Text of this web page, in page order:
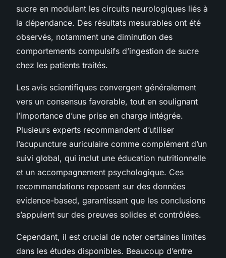
sucre en modulant les circuits neurologiques liés à
la dépendance. Des résultats mesurables ont été
observés, notamment une diminution des
comportements compulsifs d’ingestion de sucre
chez les patients traités.
Les avis scientifiques convergent généralement
vers un consensus favorable, tout en soulignant
l’importance d’une prise en charge intégrée.
Plusieurs experts recommandent d’utiliser
l’acupuncture auriculaire comme complément d’un
suivi global, qui inclut une éducation nutritionnelle
et un accompagnement psychologique. Ces
recommandations reposent sur des données
evidence-based, garantissant que les conclusions
s’appuient sur des preuves solides et contrôlées.
Cependant, il est crucial de noter certaines limites
dans les études disponibles. Beaucoup d’entre